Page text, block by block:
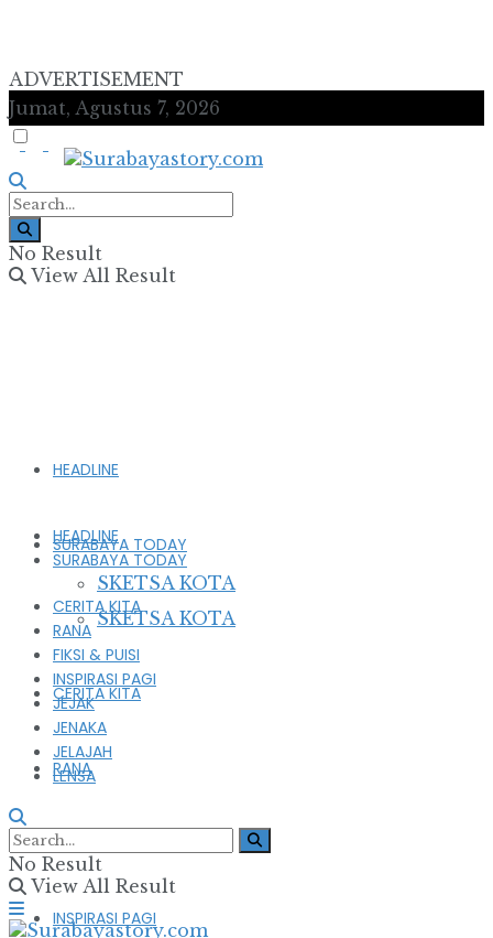
ADVERTISEMENT
Jumat, Agustus 7, 2026
No Result
View All Result
HEADLINE
SURABAYA TODAY
SKETSA KOTA
CERITA KITA
RANA
FIKSI & PUISI
INSPIRASI PAGI
HEADLINE
SURABAYA TODAY
SKETSA KOTA
CERITA KITA
RANA
FIKSI & PUISI
INSPIRASI PAGI
JEJAK
JENAKA
JELAJAH
LENSA
No Result
View All Result